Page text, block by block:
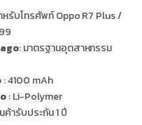
หรับโทรศัพท์ Oppo R7 Plus /
: มาตรฐานอุตสาหกรรม
: 4100 mAh
: Li-Polymer
ค้ารับประกัน 1 ปี